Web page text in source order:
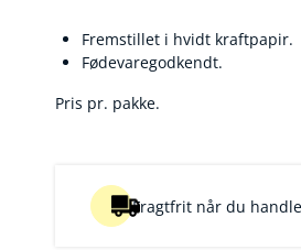
Fremstillet i hvidt kraftpapir.
Fødevaregodkendt.
Pris pr. pakke.
Fragtfrit når du